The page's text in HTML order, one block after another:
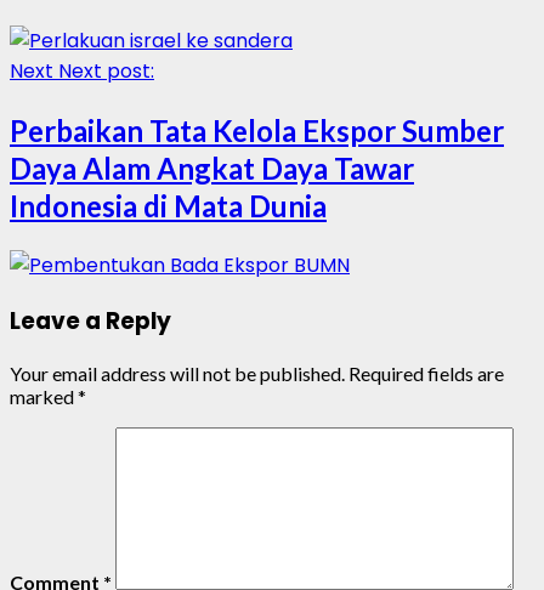
Next Next post:
Perbaikan Tata Kelola Ekspor Sumber
Daya Alam Angkat Daya Tawar
Indonesia di Mata Dunia
Leave a Reply
Your email address will not be published. Required fields are
marked*
Comment *